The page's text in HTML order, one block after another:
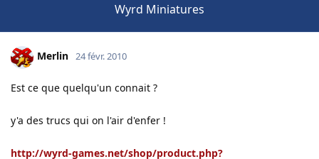
Wyrd Miniatures
Merlin 24 févr. 2010
Est ce que quelqu'un connait ?
y'a des trucs qui on l'air d'enfer !
http://wyrd-games.net/shop/product.php?